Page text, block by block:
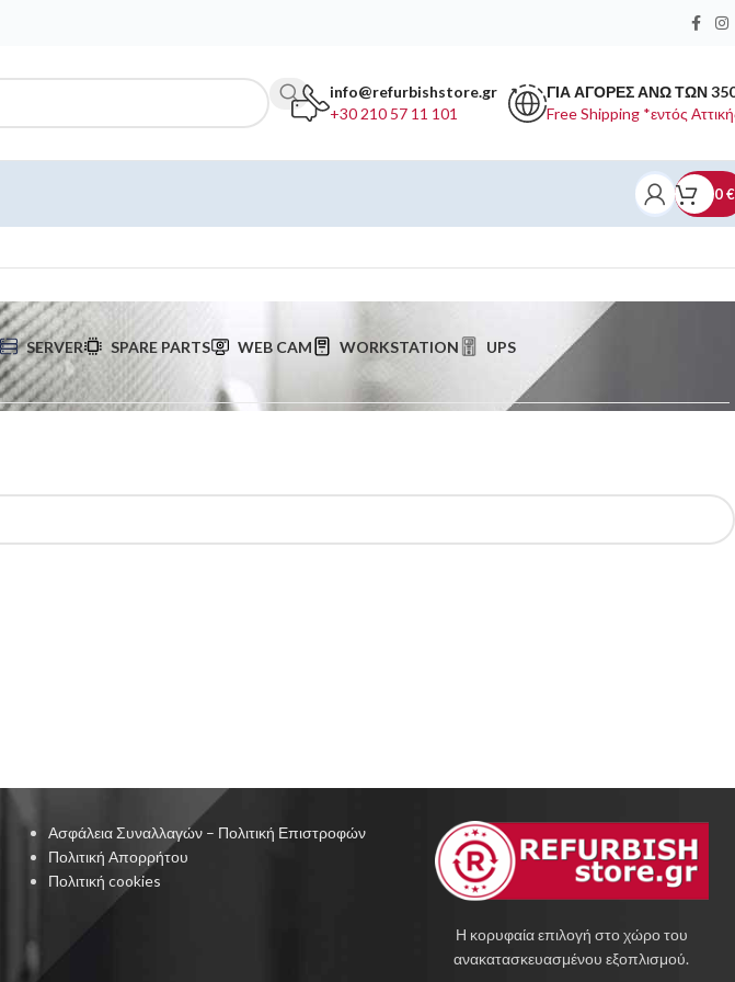
info@refurbishstore.gr
+30 210 57 11 101
ΓΙΑ ΑΓΟΡΕΣ ΑΝΩ ΤΩΝ
Free Shipping *εντός
0€
SERVER SPARE PARTS WEB CAM WORKSTATION UPS
Ασφάλεια Συναλλαγών – Πολιτική Επιστροφών
Πολιτική Απορρήτου
Πολιτική cookies
Η κορυφαία επιλογή στο χώρο του
ανακατασκευασμένου εξοπλισμού.